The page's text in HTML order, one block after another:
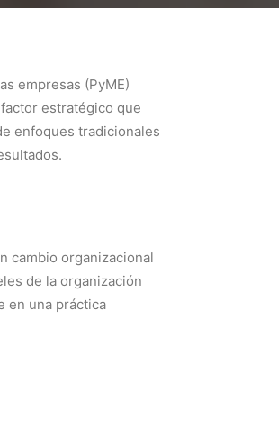
empresas (PyME)
estratégico que
enfoques tradicionales
cambio organizacional
de la organización
en una práctica